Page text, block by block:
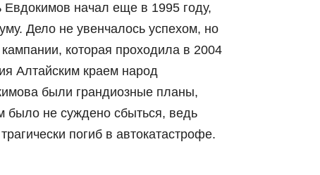
начал еще в 1995 году,
Дело не увенчалось успехом, но
которая проходила в 2004
Алтайским краем народ
были грандиозные планы,
было не суждено сбыться, ведь
погиб в автокатастрофе.